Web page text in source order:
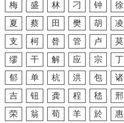
梅
盛 林 刁 钟 徐
夏
蔡 田 樊 胡 凌
支
柯 昝 管 卢 莫
缪
干 解 应 宗 丁
郁
单 杭 洪 包 诸
吉
钮 龚 程 嵇 邢
荣
翁 荀 羊 於 惠